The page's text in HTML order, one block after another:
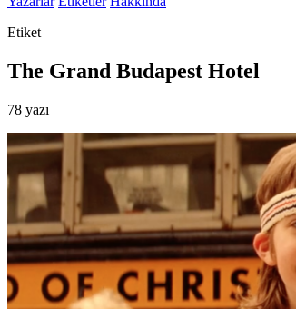
Etiket
The Grand Budapest Hotel
78 yazı